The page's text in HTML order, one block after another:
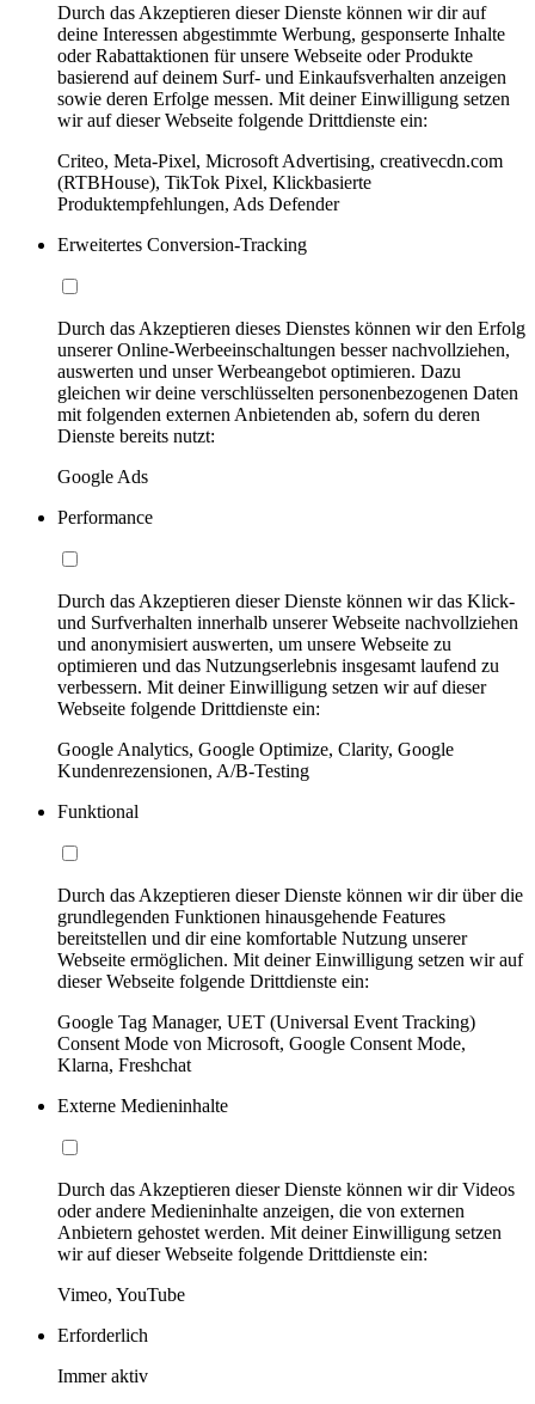
Durch das Akzeptieren dieser Dienste können wir dir auf
deine Interessen abgestimmte Werbung, gesponserte Inhalte
oder Rabattaktionen für unsere Webseite oder Produkte
basierend auf deinem Surf- und Einkaufsverhalten anzeigen
sowie deren Erfolge messen. Mit deiner Einwilligung setzen
wir auf dieser Webseite folgende Drittdienste ein:
Criteo, Meta-Pixel, Microsoft Advertising, creativecdn.com
(RTBHouse), TikTok Pixel, Klickbasierte
Produktempfehlungen, Ads Defender
Erweitertes Conversion-Tracking
Durch das Akzeptieren dieses Dienstes können wir den Erfolg
unserer Online-Werbeeinschaltungen besser nachvollziehen,
auswerten und unser Werbeangebot optimieren. Dazu
gleichen wir deine verschlüsselten personenbezogenen Daten
mit folgenden externen Anbietenden ab, sofern du deren
Dienste bereits nutzt:
Google Ads
Performance
Durch das Akzeptieren dieser Dienste können wir das Klick-
und Surfverhalten innerhalb unserer Webseite nachvollziehen
und anonymisiert auswerten, um unsere Webseite zu
optimieren und das Nutzungserlebnis insgesamt laufend zu
verbessern. Mit deiner Einwilligung setzen wir auf dieser
Webseite folgende Drittdienste ein:
Google Analytics, Google Optimize, Clarity, Google
Kundenrezensionen, A/B-Testing
Funktional
Durch das Akzeptieren dieser Dienste können wir dir über die
grundlegenden Funktionen hinausgehende Features
bereitstellen und dir eine komfortable Nutzung unserer
Webseite ermöglichen. Mit deiner Einwilligung setzen wir auf
dieser Webseite folgende Drittdienste ein:
Google Tag Manager, UET (Universal Event Tracking)
Consent Mode von Microsoft, Google Consent Mode,
Klarna, Freshchat
Externe Medieninhalte
Durch das Akzeptieren dieser Dienste können wir dir Videos
oder andere Medieninhalte anzeigen, die von externen
Anbietern gehostet werden. Mit deiner Einwilligung setzen
wir auf dieser Webseite folgende Drittdienste ein:
Vimeo, YouTube
Erforderlich
Immer aktiv